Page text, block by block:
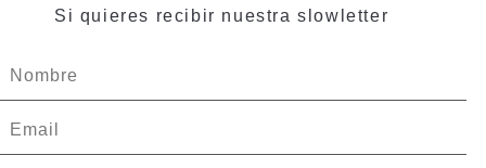
Si quieres recibir nuestra slowletter